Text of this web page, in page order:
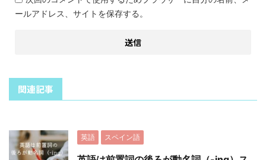
ールアドレス、サイトを保存する。
関連記事
英語 スペイン語